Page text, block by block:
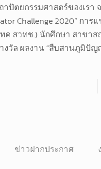
ตยกรรมศาสตร์ของเรา
Challenge 2020” การ
ค สวทช.) นักศึกษา สาขาส
วัล ผลงาน “สืบสานภูมิปัญ
ข่าวฝากประกาศ